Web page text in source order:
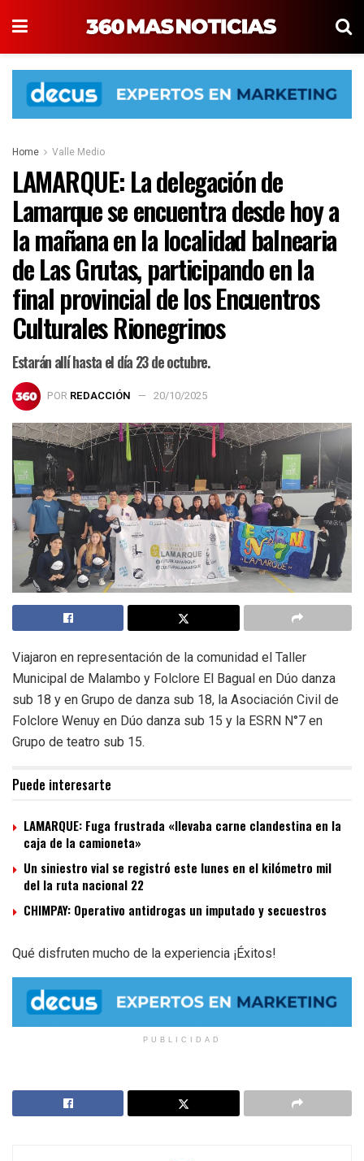
Home Valle Medio
LAMARQUE: La delegación de
Lamarque se encuentra desde hoy a
la mañana en la localidad balnearia
de Las Grutas, participando en la
final provincial de los Encuentros
Culturales Rionegrinos
Estarán allí hasta el día 23 de octubre.
POR REDACCIÓN 20/10/2025
Viajaron en representación de la comunidad el Taller
Municipal de Malambo y Folclore El Bagual en Dúo danza
sub 18 y en Grupo de danza sub 18, la Asociación Civil de
Folclore Wenuy en Dúo danza sub 15 y la ESRN N°7 en
Grupo de teatro sub 15.
Puede interesarte
LAMARQUE: Fuga frustrada «llevaba carne clandestina en la
caja de la camioneta»
Un siniestro vial se registró este lunes en el kilómetro mil
del la ruta nacional 22
CHIMPAY: Operativo antidrogas un imputado y secuestros
Qué disfruten mucho de la experiencia ¡Éxitos!
PUBLICIDAD